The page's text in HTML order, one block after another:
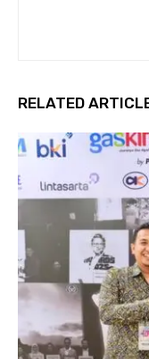
RELATED